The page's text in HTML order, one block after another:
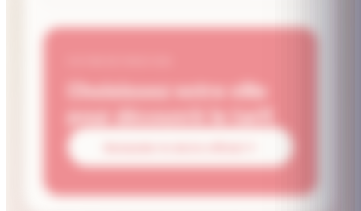
Choisissez votre ville
pour découvrir le tarif.